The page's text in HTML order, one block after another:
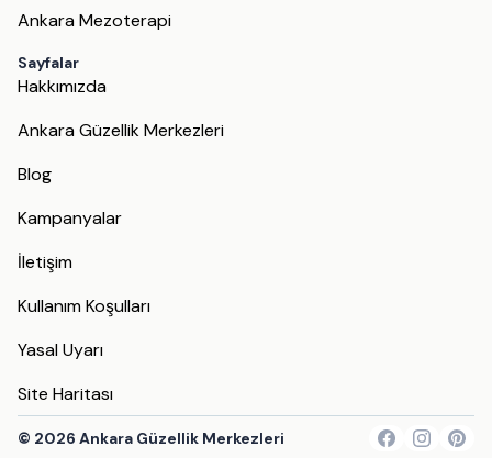
Ankara Mezoterapi
Sayfalar
Hakkımızda
Ankara Güzellik Merkezleri
Blog
Kampanyalar
İletişim
Kullanım Koşulları
Yasal Uyarı
Site Haritası
© 2026 Ankara Güzellik Merkezleri